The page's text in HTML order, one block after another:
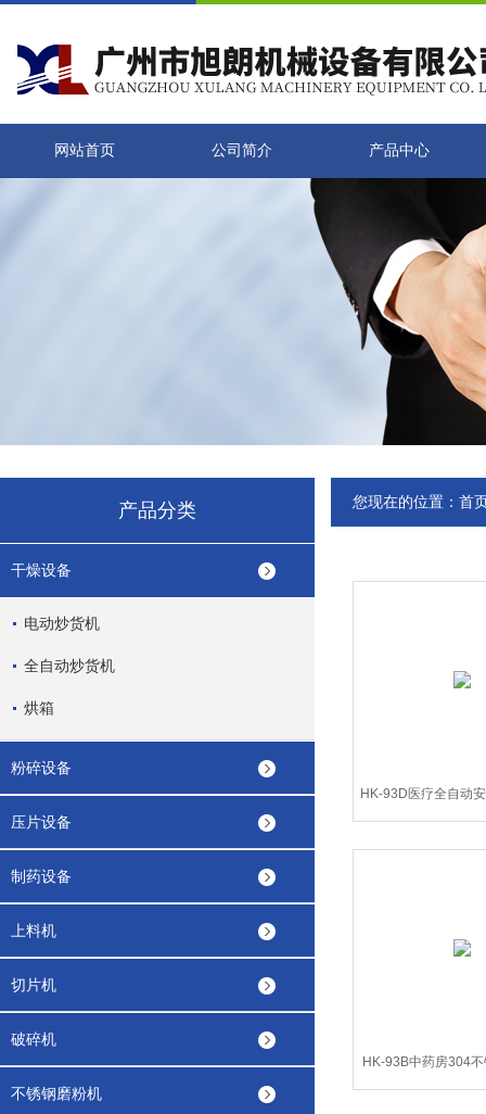
网站首页 公司简介 产品中心
产品分类
干燥设备
电动炒货机
全自动炒货机
烘箱
粉碎设备
压片设备
制药设备
上料机
切片机
破碎机
不锈钢磨粉机
您现在的位置： 首
HK-93D医疗全自动
机
HK-93B中药房304
黄丸搓丸机